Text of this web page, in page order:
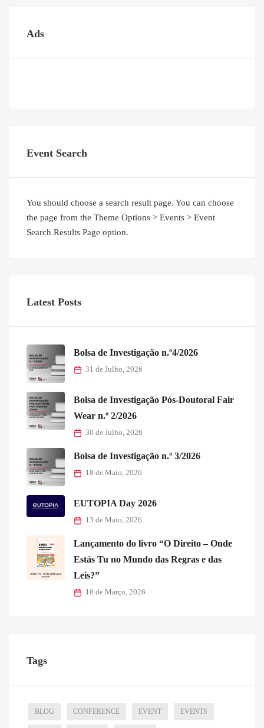
Ads
Event Search
You should choose a search result page. You can choose
the page from the Theme Options > Events > Event
Search Results Page option.
Latest Posts
Bolsa de Investigação n.º4/2026
31 de Julho, 2026
Bolsa de Investigação Pós-Doutoral Fair
Wear n.º 2/2026
30 de Julho, 2026
Bolsa de Investigação n.º 3/2026
18 de Maio, 2026
EUTOPIA Day 2026
13 de Maio, 2026
Lançamento do livro “O Direito – Onde
Estás Tu no Mundo das Regras e das
Leis?”
16 de Março, 2026
Tags
BLOG CONFERENCE EVENT EVENTS